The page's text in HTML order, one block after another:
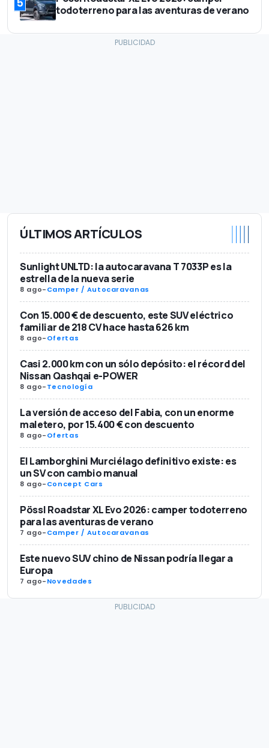
todoterreno para las aventuras de verano
ÚLTIMOS ARTÍCULOS
Sunlight UNLTD: la autocaravana T 7033P es la
estrella de la nueva serie
8 ago-Camper / Autocaravanas
Con 15.000 € de descuento, este SUV eléctrico
familiar de 218 CV hace hasta 626 km
8 ago-Ofertas
Casi 2.000 km con un sólo depósito: el récord del
Nissan Qashqai e-POWER
8 ago-Tecnología
La versión de acceso del Fabia, con un enorme
maletero, por 15.400 € con descuento
8 ago-Ofertas
El Lamborghini Murciélago definitivo existe: es
un SV con cambio manual
8 ago-Concept Cars
Pössl Roadstar XL Evo 2026: camper todoterreno
para las aventuras de verano
7 ago-Camper / Autocaravanas
Este nuevo SUV chino de Nissan podría llegar a
Europa
7 ago-Novedades